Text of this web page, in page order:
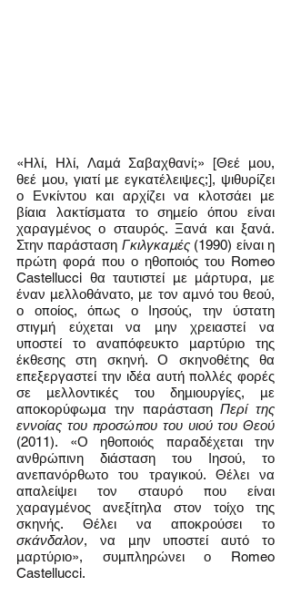
«Ηλί, Ηλί, Λαμά Σαβαχθανί;» [Θεέ μου,
θεέ μου, γιατί με εγκατέλειψες;], ψιθυρίζει
ο Ενκίντου και αρχίζει να κλοτσάει με
βίαια λακτίσματα το σημείο όπου είναι
χαραγμένος ο σταυρός. Ξανά και ξανά.
Στην παράσταση Γκιλγκαμές (1990) είναι η
πρώτη φορά που ο ηθοποιός του Romeo
Castellucci θα ταυτιστεί με μάρτυρα, με
έναν μελλοθάνατο, με τον αμνό του θεού,
ο οποίος, όπως ο Ιησούς, την ύστατη
στιγμή εύχεται να μην χρειαστεί να
υποστεί το αναπόφευκτο μαρτύριο της
έκθεσης στη σκηνή. Ο σκηνοθέτης θα
επεξεργαστεί την ιδέα αυτή πολλές φορές
σε μελλοντικές του δημιουργίες, με
αποκορύφωμα την παράσταση Περί της
εννοίας του προσώπου του υιού του Θεού
(2011). «Ο ηθοποιός παραδέχεται την
ανθρώπινη διάσταση του Ιησού, το
ανεπανόρθωτο του τραγικού. Θέλει να
απαλείψει τον σταυρό που είναι
χαραγμένος ανεξίτηλα στον τοίχο της
σκάνδαλον, να μην υποστεί αυτό το
μαρτύριο», συμπληρώνει ο Romeo
Castellucci.